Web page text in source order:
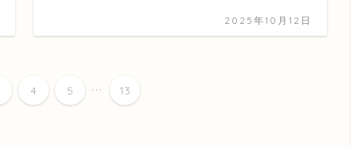
2025年10月12日
4 5 ... 13